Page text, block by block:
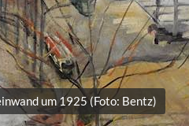
um 1925 (Foto: Bentz)